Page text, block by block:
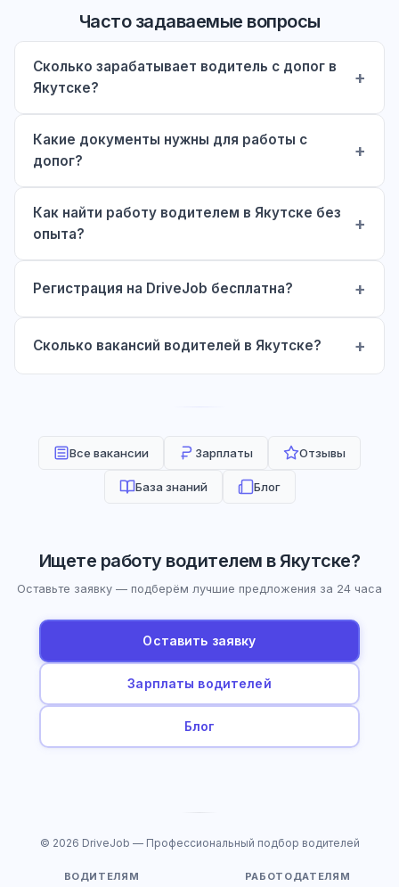
Часто задаваемые вопросы
Сколько зарабатывает водитель с допог в
Якутске?
Какие документы нужны для работы с
допог?
Как найти работу водителем в Якутске без
опыта?
Регистрация на DriveJob бесплатна?
Сколько вакансий водителей в Якутске?
Все вакансии Зарплаты Отзывы
База знаний Блог
Ищете работу водителем в Якутске?
Оставьте заявку — подберём лучшие предложения за 24 часа
Оставить заявку
Зарплаты водителей
Блог
© 2026 DriveJob — Профессиональный подбор водителей
ВОДИТЕЛЯМ РАБОТОДАТЕЛЯМ